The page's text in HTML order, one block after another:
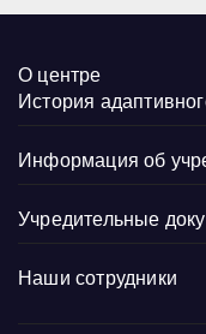
О центре
История
Информация об
Учредительные
Наши сотрудники